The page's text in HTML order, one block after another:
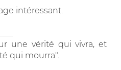
intéressant.
une vérité qui vivra, et
qui mourra".